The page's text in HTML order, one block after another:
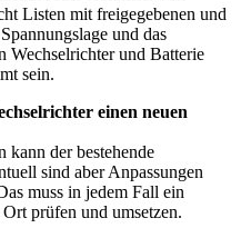
Listen mit freigegebenen und
und das
und Batterie
sein.
einen neuen
der bestehende
sind aber Anpassungen
muss in jedem Fall ein
prüfen und umsetzen.